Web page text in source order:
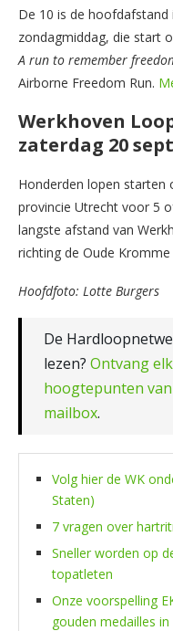
De 10 is de hoofdafstand
zondagmiddag, die start
A run to remember
Airborne Freedom Run.
Werkhoven
zaterdag 20
Honderden lopen starten
provincie Utrecht voor 5
langste afstand van
richting de Oude Kromme
Hoofdfoto: Lotte Burgers
De
lezen? Ontvang
hoogtepunten
mailbox.
Volg hier de WK
Staten)
7 vragen over
Sneller worden op
topatleten
Onze voorspelling
gouden medailles